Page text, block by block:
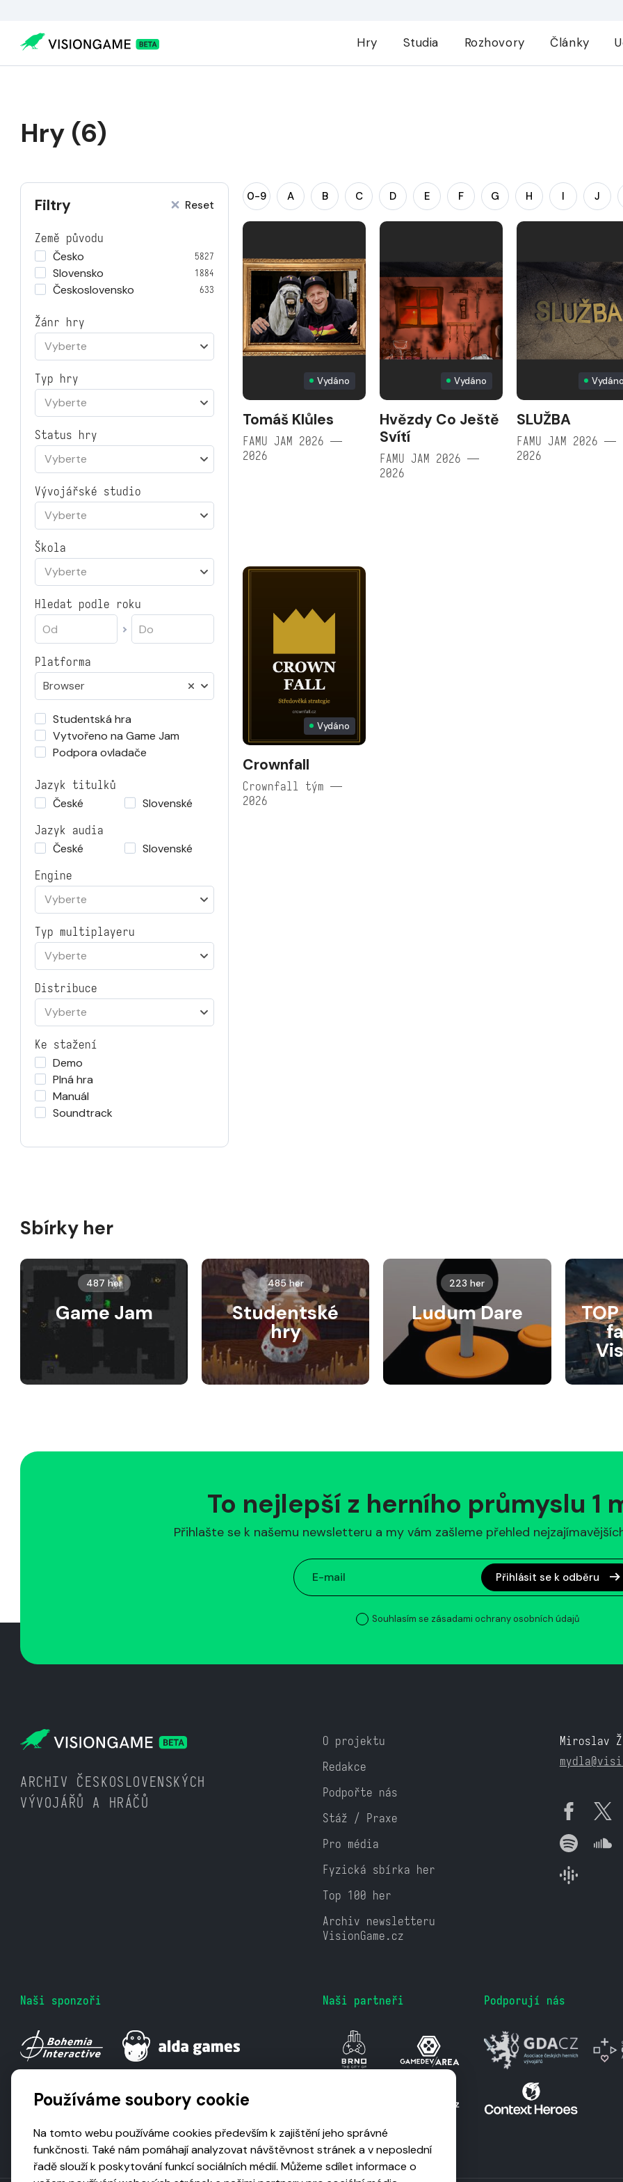
Hry Studia Rozhovory Články
Hry (6)
Filtry Reset
Země původu
Česko
5827
Slovensko 1884
Československo 633
Žánr hry
Vyberte
Typ hry
Vyberte
Status hry
Vyberte
Vývojářské studio
Vyberte
Škola
Vyberte
Hledat podle roku
Platforma
Browser
Studentská hra
Vytvořeno na Game Jam
Podpora ovladače
Jazyk titulků
České
Slovenské
Jazyk audia
České
Slovenské
Engine
Vyberte
Typ multiplayeru
Vyberte
Distribuce
Vyberte
Ke stažení
Demo
Plná hra
Manuál
Soundtrack
0-9 A B C D E F G H I J
Vydáno
Tomáš Klůles
FAMU JAM 2026 —
2026
Vydáno
Hvězdy Co Ještě
Svítí
FAMU JAM 2026 —
2026
SLUŽBA
FAMU JAM 2026 —
2026
Vydáno
Crownfall
Crownfall tým —
2026
Sbírky her
487 her
Game Jam
485 her
Studentské
hry
223 her
Ludum Dare
To nejlepší z herního průmyslu 1
Přihlašte se k našemu newsletteru a my vám zašleme přehled
Přihlásit se k odběru
Souhlasím se zásadami ochrany osobních údajů
ARCHIV ČESKOSLOVENSKÝCH
VÝVOJÁŘŮ A HRÁČŮ
O projektu
Redakce
Podpořte nás
Stáž / Praxe
Pro média
Fyzická sbírka her
Top 100 her
Archiv newsletteru
VisionGame.cz
Miroslav
Naši sponzoři Naši partneři Podporují nás
Používáme soubory cookie
Na tomto webu používáme cookies především k zajištění jeho správné
funkčnosti. Také nám pomáhají analyzovat návštěvnost stránek a v neposlední
řadě slouží k poskytování funkcí sociálních médií. Můžeme sdílet informace o